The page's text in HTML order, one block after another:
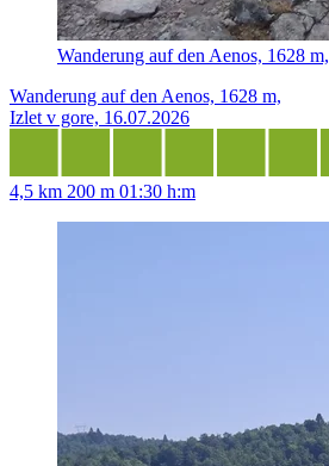
Wanderung auf den Aenos, 1628 m,
Wanderung auf den Aenos, 1628 m,
Izlet v gore, 16.07.2026
4,5 km 200 m 01:30 h:m